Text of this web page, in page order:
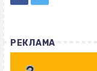
РЕКЛАМА